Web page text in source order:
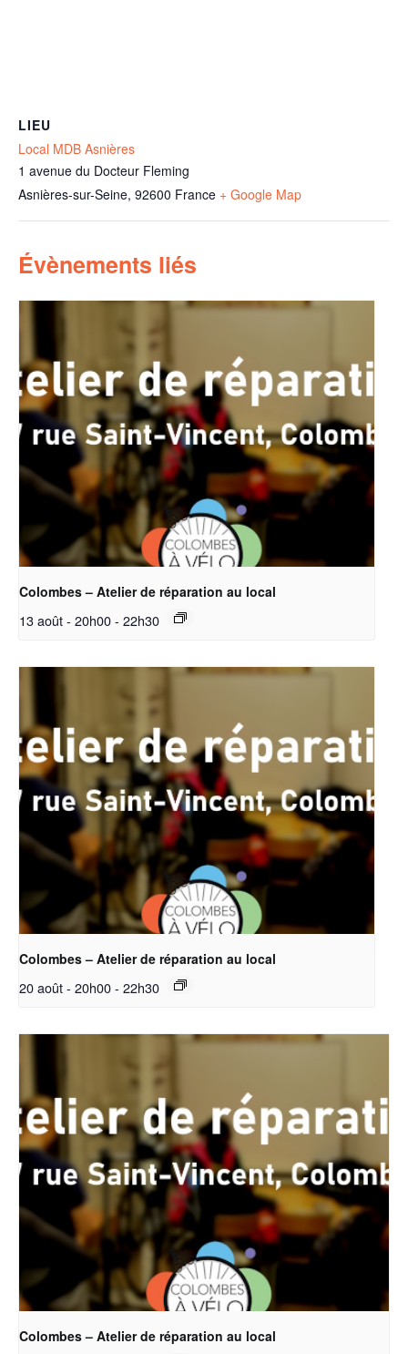
LIEU
Local MDB Asnières
1 avenue du Docteur Fleming
Asnières-sur-Seine, 92600 France + Google Map
Évènements liés
Colombes – Atelier de réparation au local
13 août - 20h00- 22h30
Colombes – Atelier de réparation au local
20 août - 20h00- 22h30
Colombes – Atelier de réparation au local